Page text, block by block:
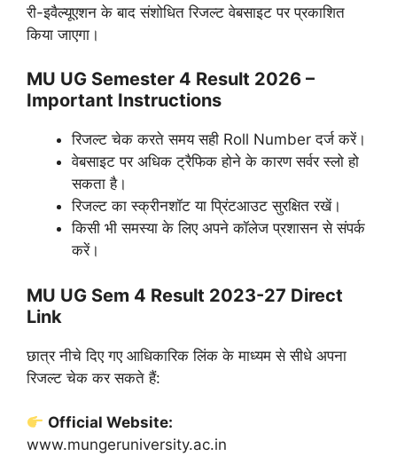
री-इवैल्यूएशन के बाद संशोधित रिजल्ट वेबसाइट पर प्रकाशित
किया जाएगा।
MU UG Semester 4 Result 2026 –
Important Instructions
रिजल्ट चेक करते समय सही Roll Number दर्ज करें।
वेबसाइट पर अधिक ट्रैफिक होने के कारण सर्वर स्लो हो
सकता है।
रिजल्ट का स्क्रीनशॉट या प्रिंटआउट सुरक्षित रखें।
किसी भी समस्या के लिए अपने कॉलेज प्रशासन से संपर्क
करें।
MU UG Sem 4 Result 2023-27 Direct
Link
छात्र नीचे दिए गए आधिकारिक लिंक के माध्यम से सीधे अपना
रिजल्ट चेक कर सकते हैं:
Official Website:
www.mungeruniversity.ac.in